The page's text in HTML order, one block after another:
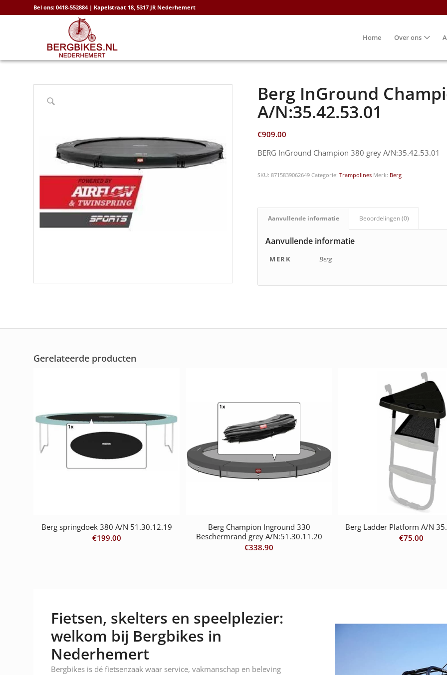
Bel ons: 0418-552884 | Kapelstraat 18, 5317 JR Nederhemert
Home Over ons
Berg InGround
A/N:35.42.53.01
€909.00
BERG InGround Champion 380 grey A/N:35.42.53.01
SKU:8715839062649 Categorie:Trampolines Merk: Berg
Aanvullende informatie Beoordelingen (0)
Aanvullende informatie
MERK Berg
Gerelateerde producten
Berg springdoek 380 A/N 51.30.12.19
€199.00
Berg Champion Inground 330
Beschermrand grey A/N:51.30.11.20
€338.90
Berg Ladder Platform A/N
€75.00
Fietsen, skelters en speelplezier:
welkom bij Bergbikes in
Nederhemert
Bergbikes is dé fietsenzaak waar service, vakmanschap en beleving